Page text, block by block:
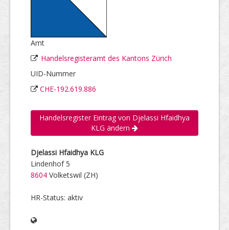
Amt
Handelsregisteramt des Kantons Zürich
UID-Nummer
CHE-192.619.886
Handelsregister Eintrag von Djelassi Hfaidhya
KLG ändern
Djelassi Hfaidhya KLG
Lindenhof 5
8604 Volketswil (ZH)
HR-Status: aktiv